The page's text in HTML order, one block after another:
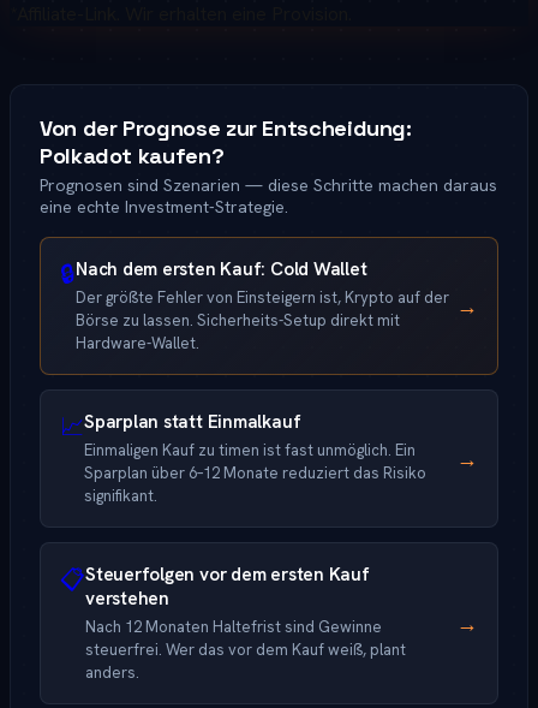
Von der Prognose zur Entscheidung:
Polkadot kaufen?
Prognosen sind Szenarien — diese Schritte machen daraus
eine echte Investment-Strategie.
🔒Nach dem ersten Kauf: Cold Wallet
Der größte Fehler von Einsteigern ist, Krypto auf der
Börse zu lassen. Sicherheits-Setup direkt mit
Hardware-Wallet.
→
📈Sparplan statt Einmalkauf
Einmaligen Kauf zu timen ist fast unmöglich. Ein
Sparplan über 6–12 Monate reduziert das Risiko
signifikant.
→
📋Steuerfolgen vor dem ersten Kauf
verstehen
Nach 12 Monaten Haltefrist sind Gewinne
steuerfrei. Wer das vor dem Kauf weiß, plant
anders.
→